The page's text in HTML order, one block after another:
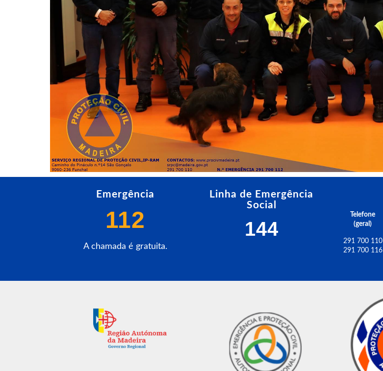
Emergência
112
A chamada é gratuita.
Linha de Emergência
Social
144
Telefone
(geral)
291 700 110
291 700 116